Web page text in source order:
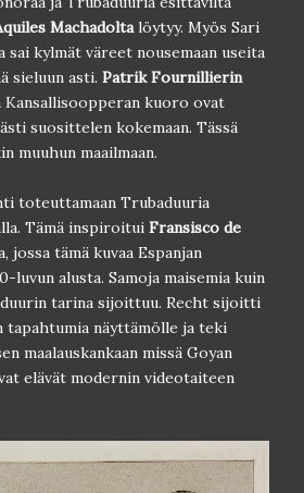
Machadoltalöytyy. Myös Sari
sai kylmät väreet nousemaan useita
sieluun asti. Patrik Fournillierin
kuoro ovat
suosittelen kokemaan. Tässä
muuhun maailmaan.
toteuttamaan Trubaduuria
Tämä inspiroitui Fransisco de
jossa tämä kuvaa Espanjan
luvun alusta. Samoja maisemia kuin
tarina sijoittuu. Recht sijoitti
tapahtumia näyttämölle ja teki
maalauskankaan missä Goyan
elävät modernin videotaiteen